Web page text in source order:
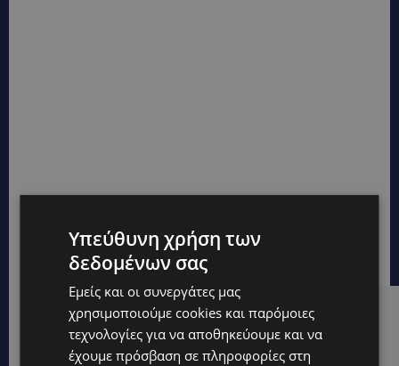
Hot this week
UPDATES
Υπεύθυνη χρήση των
δεδομένων σας
Εμείς και οι συνεργάτες μας
χρησιμοποιούμε cookies και παρόμοιες
τεχνολογίες για να αποθηκεύουμε και να
έχουμε πρόσβαση σε πληροφορίες στη